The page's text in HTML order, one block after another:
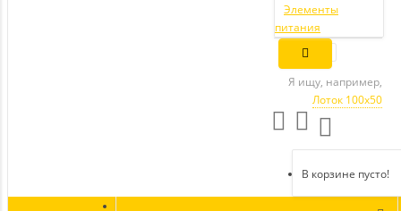
Элементы
питания
Я ищу, например,
Лоток 100х50
В корзине пусто!